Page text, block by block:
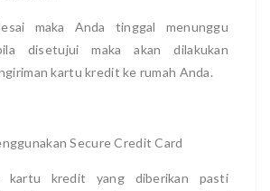
maka Anda tinggal menunggu
disetujui maka akan dilakukan
kartu kredit ke rumah Anda.
Secure Credit Card
kartu kredit yang diberikan pasti